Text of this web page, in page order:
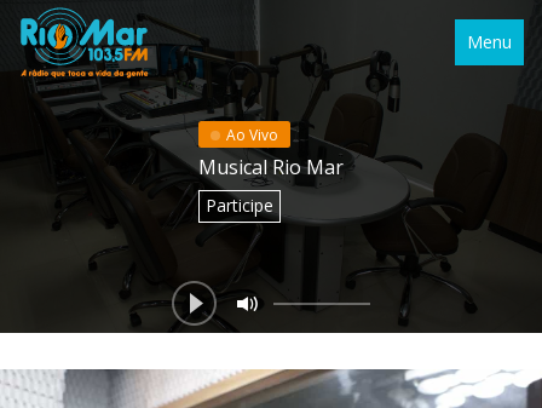
Menu
Ao Vivo
Musical Rio Mar
Participe